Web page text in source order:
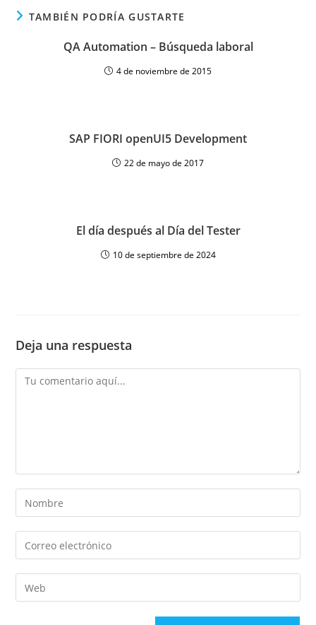
TAMBIÉN PODRÍA GUSTARTE
QA Automation – Búsqueda laboral
4 de noviembre de 2015
SAP FIORI openUI5 Development
22 de mayo de 2017
El día después al Día del Tester
10 de septiembre de 2024
Deja una respuesta